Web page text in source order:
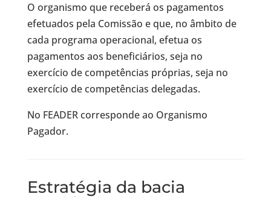
O organismo que receberá os pagamentos
efetuados pela Comissão e que, no âmbito de
cada programa operacional, efetua os
pagamentos aos beneficiários, seja no
exercício de competências próprias, seja no
exercício de competências delegadas.
No FEADER corresponde ao Organismo
Pagador.
Estratégia da bacia